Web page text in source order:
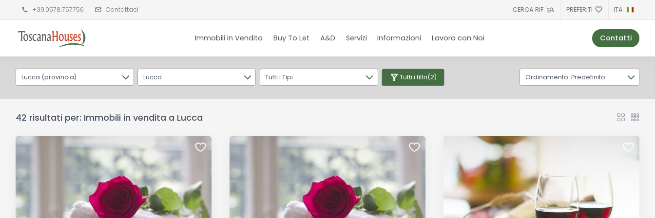
+39.0578.757756 Contattaci CERCA RIF. PREFERITI ITA
Immobili in Vendita Buy To Let A&D Servizi Informazioni Lavora con Noi Contatti
Lucca (provincia) Lucca Tutti i Tipi Tutti i filtri(2) Ordinamento: Predefinito
42 risultati per: Immobili in vendita a Lucca